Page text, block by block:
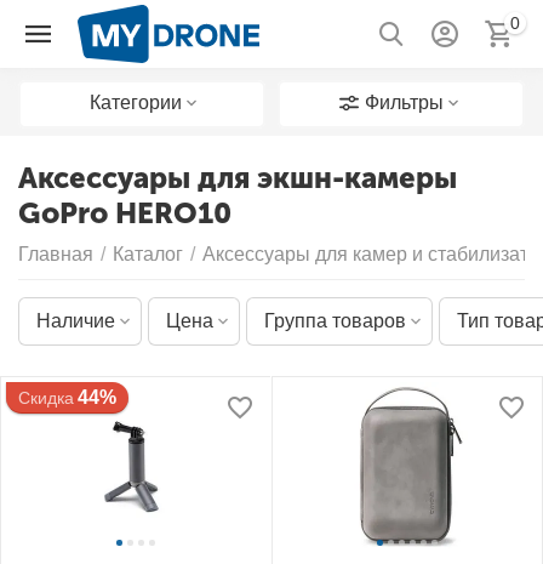
0
Категории Фильтры
Аксессуары для экшн-камеры
GoPro HERO10
Главная / Каталог / Аксессуары для камер и
Наличие Цена Группа товаров Тип
Скидка 44%